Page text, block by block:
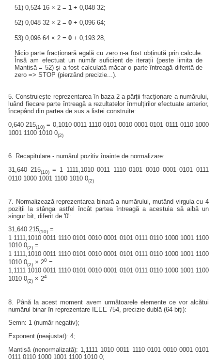
51) 0,524 16 × 2 = 1+ 0,048 32;
52) 0,048 32 × 2 = 0+ 0,096 64;
53) 0,096 64 × 2 = 0+ 0,193 28;
Nicio parte fracționară egală cu zero n-a fost obținută prin calcule.
Însă am efectuat un număr suficient de iterații (peste limita de
Mantisă = 52) și a fost calculată măcar o parte întreagă diferită de
zero => STOP (pierzând precizie...).
5. Construiește reprezentarea în baza 2 a părții fracționare a numărului,
luând fiecare parte întreagă a rezultatelor înmulțirilor efectuate anterior,
începând din partea de sus a listei construite:
0,640 215(10) = 0,1010 0011 1110 0101 0010 0001 0101 0111 0110 1000
1001 1100 1010 0(2)
6. Recapitulare - numărul pozitiv înainte de normalizare:
31,640 215(10)= 1 1111,1010 0011 1110 0101 0010 0001 0101 0111
0110 1000 1001 1100 1010 0(2)
7. Normalizează reprezentarea binară a numărului, mutând virgula cu 4
poziții la stânga astfel încât partea întreagă a acestuia să aibă un
singur bit, diferit de '0':
31,640 215(10) =
1 1111,1010 0011 1110 0101 0010 0001 0101 0111 0110 1000 1001 1100
1010 0(2) =
1 1111,1010 0011 1110 0101 0010 0001 0101 0111 0110 1000 1001 1100
1010 0(2) × 20 =
1,1111 1010 0011 1110 0101 0010 0001 0101 0111 0110 1000 1001 1100
1010 0(2) × 24
8. Până la acest moment avem următoarele elemente ce vor alcătui
numărul binar în reprezentare IEEE 754, precizie dublă (64 biți):
Semn: 1 (număr negativ);
Exponent (neajustat): 4;
Mantisă (nenormalizată): 1,1111 1010 0011 1110 0101 0010 0001 0101
0111 0110 1000 1001 1100 1010 0;